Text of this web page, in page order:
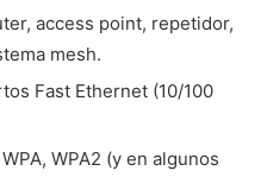
access point, repetidor,
mesh.
Fast Ethernet (10/100
WPA2 (y en algunos